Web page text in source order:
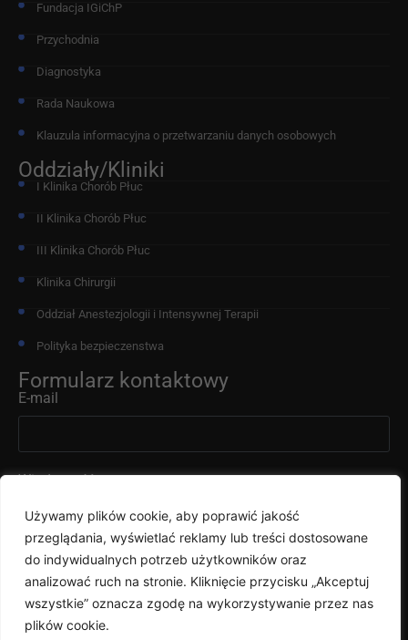
Używamy plików cookie, aby poprawić jakość
przeglądania, wyświetlać reklamy lub treści dostosowane
do indywidualnych potrzeb użytkowników oraz
analizować ruch na stronie. Kliknięcie przycisku „Akceptuj
wszystkie” oznacza zgodę na wykorzystywanie przez nas
plików cookie.
Fundacja IGiChP
Przychodnia
Diagnostyka
Rada Naukowa
Klauzula informacyjna o przetwarzaniu danych osobowych
Oddziały/Kliniki
I Klinika Chorób Płuc
II Klinika Chorób Płuc
III Klinika Chorób Płuc
Klinika Chirurgii
Oddział Anestezjologii i Intensywnej Terapii
Polityka bezpieczenstwa
Formularz kontaktowy
E-mail
Wiadomość